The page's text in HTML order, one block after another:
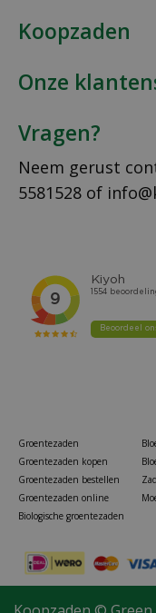
Koopzaden
Onze
Vragen?
Neem gerust
5581528 of
Groentezaden
Groentezaden kopen
Groentezaden bestellen
Groentezaden online
Biologische groentezaden